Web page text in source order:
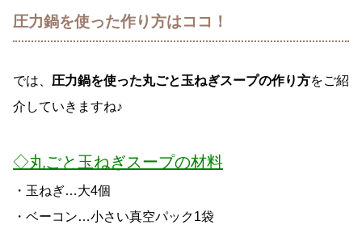
圧力鍋を使った作り方はココ！
では、 圧力鍋を使った丸ごと玉ねぎスープの作り方をご紹
介していきますね♪
◇丸ごと玉ねぎスープの材料
・玉ねぎ…大4個
・ベーコン…小さい真空パック1袋